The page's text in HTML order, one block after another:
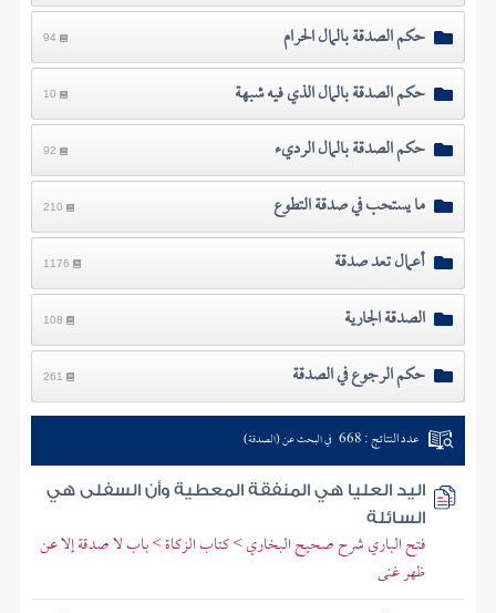
حكم الصدقة بالمال الحرام 94
حكم الصدقة بالمال الذي فيه شبهة 10
حكم الصدقة بالمال الرديء 92
ما يستحب في صدقة التطوع 210
أعمال تعد صدقة 1176
الصدقة الجارية 108
حكم الرجوع في الصدقة 261
عدد النتائج : 668 في البحث عن (الصدقة)
اليد العليا هي المنفقة المعطية وأن السفلى هي
السائلة
فتح الباري شرح صحيح البخاري > كتاب الزكاة > باب لا صدقة إلا عن
ظهر غنى